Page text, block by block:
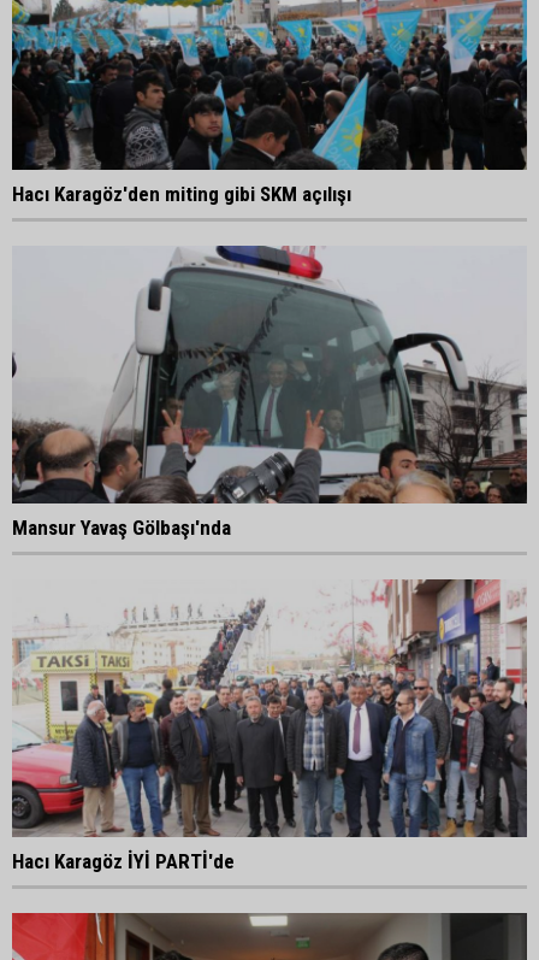
Hacı Karagöz'den miting gibi SKM açılışı
Mansur Yavaş Gölbaşı'nda
Hacı Karagöz İYİ PARTİ'de